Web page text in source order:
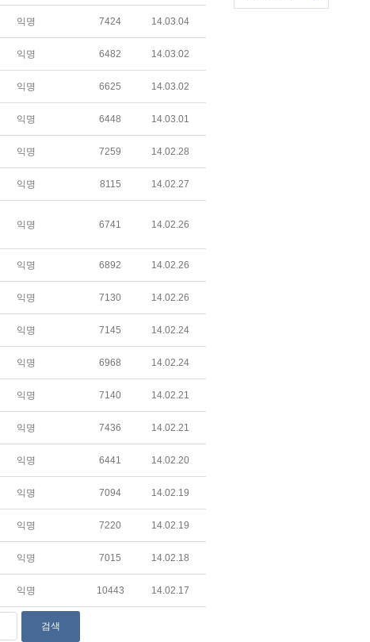
익명 7424 14.03.04
익명 6482 14.03.02
익명 6625 14.03.02
익명 6448 14.03.01
익명 7259 14.02.28
익명 8115 14.02.27
익명 6741 14.02.26
익명 6892 14.02.26
익명 7130 14.02.26
익명 7145 14.02.24
익명 6968 14.02.24
익명 7140 14.02.21
익명 7436 14.02.21
익명 6441 14.02.20
익명 7094 14.02.19
익명 7220 14.02.19
익명 7015 14.02.18
익명 10443 14.02.17